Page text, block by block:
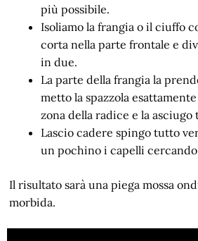
più possibile.
Isoliamo la frangia o il ciuffo
corta nella parte frontale e
in due.
La parte della frangia la
metto la spazzola
zona della radice e la
Lascio cadere spingo tutto
un pochino i capelli
Il risultato sarà una piega mossa
morbida.